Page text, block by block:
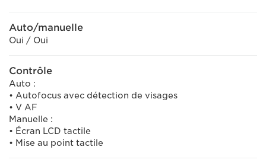
Auto/manuelle
Oui / Oui
Contrôle
Auto :
• Autofocus avec détection de visages
• V AF
Manuelle :
• Écran LCD tactile
• Mise au point tactile